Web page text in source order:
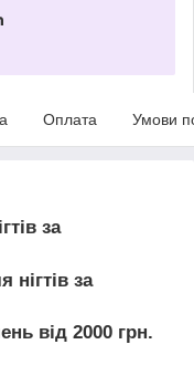
Оплата Умови
за
нігтів за
від 2000 грн.